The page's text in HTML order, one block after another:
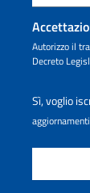
Autorizzo il
Decreto
Sì, voglio